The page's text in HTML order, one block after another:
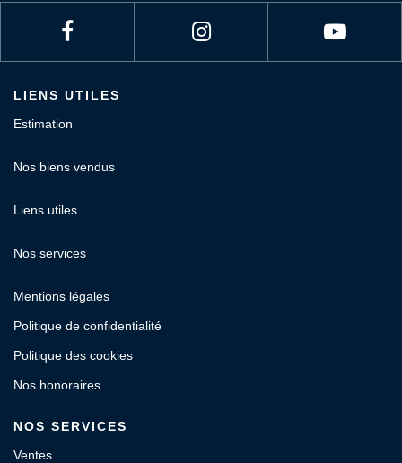
LIENS UTILES
Estimation
Nos biens vendus
Liens utiles
Nos services
Mentions légales
Politique de confidentialité
Politique des cookies
Nos honoraires
NOS SERVICES
Ventes